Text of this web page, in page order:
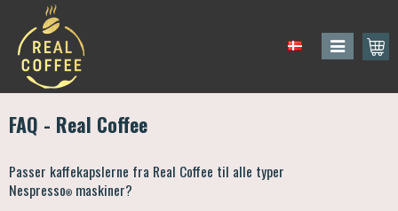
FAQ - Real Coffee
Passer kaffekapslerne fra Real Coffee til alle typer
Nespresso® maskiner?